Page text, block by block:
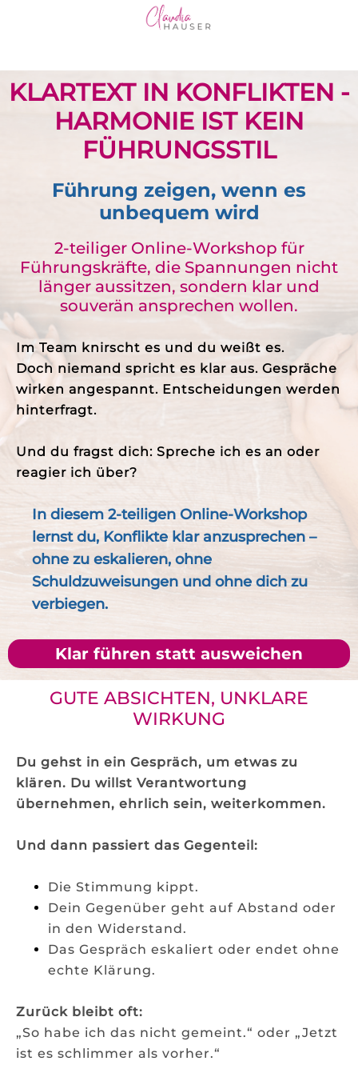
KLARTEXT IN KONFLIKTEN -
HARMONIE IST KEIN
FÜHRUNGSSTIL
Führung zeigen, wenn es
unbequem wird
2-teiliger Online-Workshop für
Führungskräfte, die Spannungen nicht
länger aussitzen, sondern klar und
souverän ansprechen wollen.
Im Team knirscht es und du weißt es.
Doch niemand spricht es klar aus. Gespräche
wirken angespannt. Entscheidungen werden
hinterfragt.
Und du fragst dich: Spreche ich es an oder
reagier ich über?
In diesem 2-teiligen Online-Workshop
lernst du, Konflikte klar anzusprechen –
ohne zu eskalieren, ohne
Schuldzuweisungen und ohne dich zu
verbiegen.
Klar führen statt ausweichen
GUTE ABSICHTEN, UNKLARE
WIRKUNG
Du gehst in ein Gespräch, um etwas zu
klären. Du willst Verantwortung
übernehmen, ehrlich sein, weiterkommen.
Und dann passiert das Gegenteil:
Die Stimmung kippt.
Dein Gegenüber geht auf Abstand oder
in den Widerstand.
Das Gespräch eskaliert oder endet ohne
echte Klärung.
Zurück bleibt oft:
„So habe ich das nicht gemeint.“ oder „Jetzt
ist es schlimmer als vorher.“